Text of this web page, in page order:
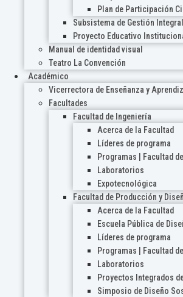
Plan de Participación
Subsistema de Gestión Integral
Proyecto Educativo
Manual de identidad visual
Teatro La Convención
Académico
Vicerrectora de Enseñanza y
Facultades
Facultad de Ingeniería
Acerca de la Facultad
Líderes de programa
Programas | Facultad
Laboratorios
Expotecnológica
Facultad de Producción y
Acerca de la Facultad
Escuela Pública de
Líderes de programa
Programas | Facultad
Laboratorios
Proyectos Integrados
Simposio de Diseño